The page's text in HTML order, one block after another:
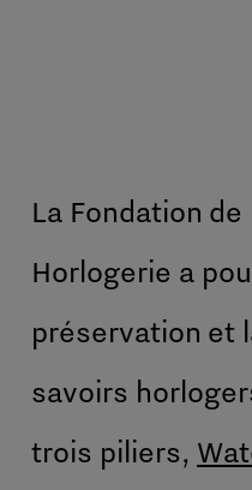
La Fondation de
Horlogerie a
préservation et
savoirs
trois piliers,